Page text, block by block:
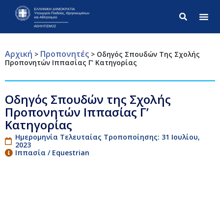
Αρχική > Προπονητές > Οδηγός Σπουδών Της Σχολής
Προπονητών Ιππασίας Γ’ Κατηγορίας
Οδηγός Σπουδών της Σχολής
Προπονητών Ιππασίας Γ’
Κατηγορίας
Ημερομηνία Τελευταίας Τροποποίησης: 31 Ιουλίου,
2023
Ιππασία / Equestrian